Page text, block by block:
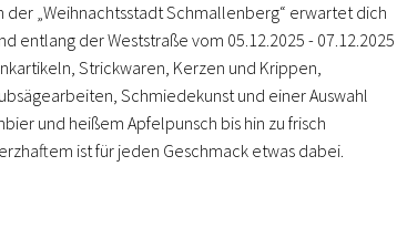
„Weihnachtsstadt Schmallenberg“ erwartet dich
entlang der Weststraße vom 05.12.2025 - 07.12.2025
Strickwaren, Kerzen und Krippen,
Schmiedekunst und einer Auswahl
und heißem Apfelpunsch bis hin zu frisch
ist für jeden Geschmack etwas dabei.